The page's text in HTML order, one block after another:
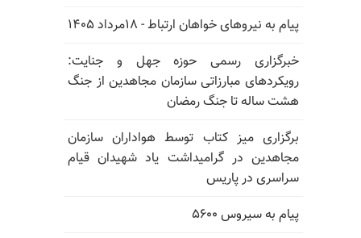
پیام به نیروهای خواهان ارتباط - ۱۸مرداد ۱۴۰۵
خبرگزاری رسمی حوزه جهل و جنایت:
رویکردهای مبارزاتی سازمان مجاهدین از جنگ
هشت ساله تا جنگ رمضان
برگزاری میز کتاب توسط هواداران سازمان
مجاهدین در گرامیداشت یاد شهیدان قیام
سراسری در پاریس
پیام به سیروس ۵۶۰۰